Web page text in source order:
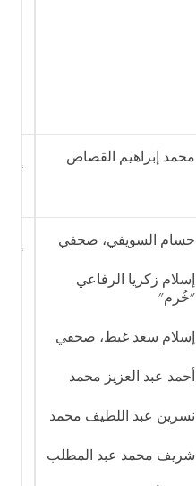
محمد إبراهيم القصاص
حسام السويفي، صحفي
إسلام زكريا الرفاعي
"خُرم"
إسلام سعد غيط، صحفي
أحمد عبد العزيز محمد
نسرين عبد اللطيف محمد
شريف محمد عبد المطلب